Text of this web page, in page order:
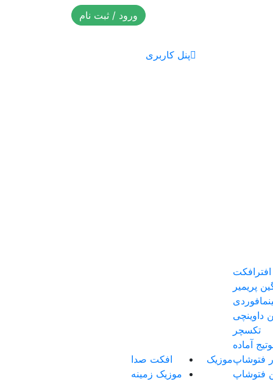
ورود / ثبت نام
پنل کاربری
افترافکت
پریمیر
داوینچی
تکسچر
آماده
فتوشاپ
فتوشاپ
موزیک
افکت صدا
موزیک زمینه